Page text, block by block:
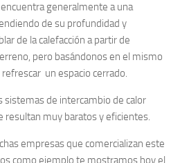
generalmente a una
de su profundidad y
de la calefacción a partir de
pero basándonos en el mismo
un espacio cerrado.
sistemas de intercambio de calor
resultan muy baratos y eficientes.
empresas que comercializan este
como ejemplo te mostramos hoy el